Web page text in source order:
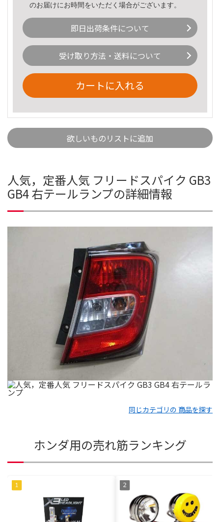
のお届けにお時間をいただく場合がございます。
即日出荷条件について
受け取り方法・送料について
カートに入れる
欲しいものリストに追加
人気，定番人気 フリードスパイク GB3
GB4 右テールランプの詳細情報
同じカテゴリの 商品を探す
ホンダ用の売れ筋ランキング